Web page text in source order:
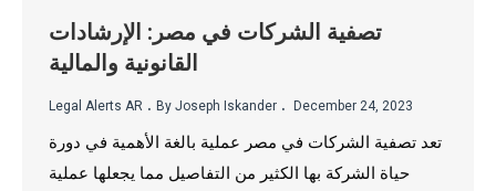
تصفية الشركات في مصر: الإرشادات
القانونية والمالية
Legal Alerts AR . By Joseph Iskander . December 24, 2023
تعد تصفية الشركات في مصر عملية بالغة الأهمية في دورة
حياة الشركة بها الكثير من التفاصيل مما يجعلها عملية